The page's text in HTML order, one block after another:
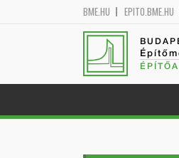
BME.HU EPITO.BME.HU